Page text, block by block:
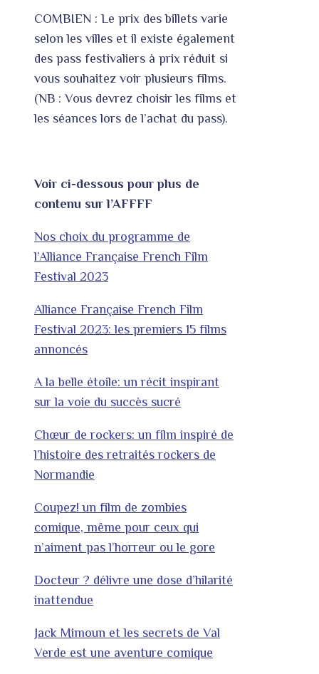
COMBIEN : Le prix des billets varie
selon les villes et il existe également
des pass festivaliers à prix réduit si
vous souhaitez voir plusieurs films.
(NB : Vous devrez choisir les films et
les séances lors de l’achat du pass).
Voir ci-dessous pour plus de
contenu sur l’AFFFF
Nos choix du programme de
l’Alliance Française French Film
Festival 2023
Alliance Française French Film
Festival 2023: les premiers 15 films
annoncés
A la belle étoile: un récit inspirant
sur la voie du succès sucré
Chœur de rockers: un film inspiré de
l’histoire des retraités rockers de
Normandie
Coupez! un film de zombies
comique, même pour ceux qui
n’aiment pas l’horreur ou le gore
Docteur ? délivre une dose d’hilarité
inattendue
Jack Mimoun et les secrets de Val
Verde est une aventure comique